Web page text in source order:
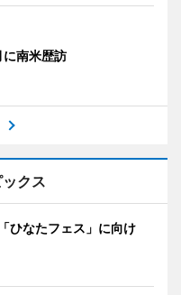
に南米歴訪
クス
ひなたフェス」に向け